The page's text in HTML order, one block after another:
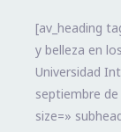
[av_heading
y belleza en
Universidad
septiembre
size=»